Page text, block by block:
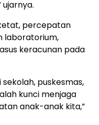
ujarnya.
percepatan
laboratorium,
keracunan pada
puskesmas,
kunci menjaga
anak-anak kita,”